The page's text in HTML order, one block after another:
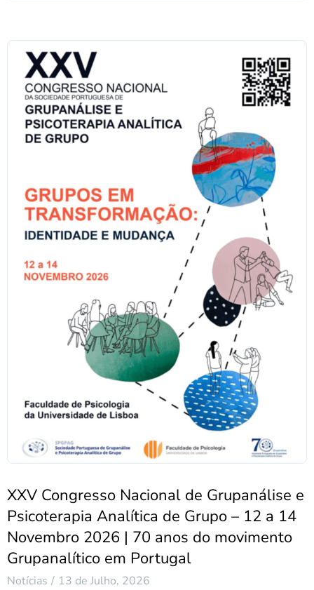
XXV Congresso Nacional de Grupanálise e
Psicoterapia Analítica de Grupo – 12 a 14
Novembro 2026 | 70 anos do movimento
Grupanalítico em Portugal
Notícias 13 de Julho, 2026